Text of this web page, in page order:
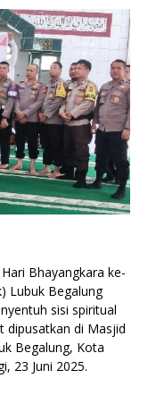
Bhayangkara ke-
Lubuk Begalung
sisi spiritual
dipusatkan di Masjid
Begalung, Kota
23 Juni 2025.